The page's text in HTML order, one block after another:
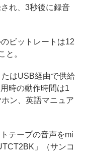
れ、3秒後に録音
ビットレートは12
と。
はUSB経由で供給
時の動作時間は1
ン、英語マニュア
テープの音声をmi
」（サンコ